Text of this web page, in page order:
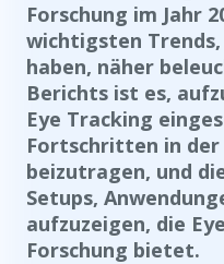
Forschung im Jahr
wichtigsten
haben, näher
Berichts ist es,
Eye Tracking
Fortschritten in der
beizutragen, und
Setups,
aufzuzeigen, die
Forschung bietet.